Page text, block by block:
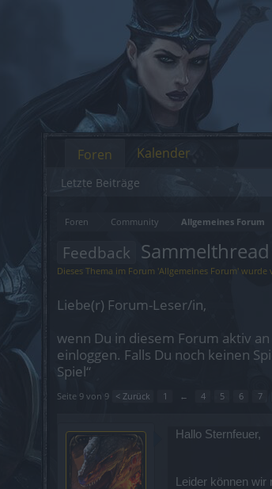
Foren Community Allgemeines Forum
Feedback
Dieses Thema im Forum 'Allgemeines Forum' wurde
Liebe(r) Forum-Leser/in,
wenn Du in diesem Forum aktiv
einloggen. Falls Du noch keinen
Spiel“
Seite 9 von 9 < Zurück 1 ← 4 5 6 7
Hallo Sternfeuer,
Leider können
Foren
Letzte Beiträge
Kalender